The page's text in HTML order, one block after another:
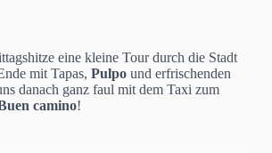
eine kleine Tour durch die Stadt
mit Tapas, Pulpo und erfrischenden
danach ganz faul mit dem Taxi zum
camino!